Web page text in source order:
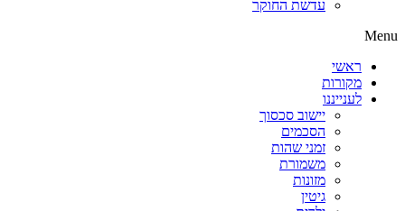
עדשת החוקר
Menu
ראשי
מקורות
לענייננו
יישוב סכסוך
הסכמים
זמני שהות
משמורת
מזונות
גיטין